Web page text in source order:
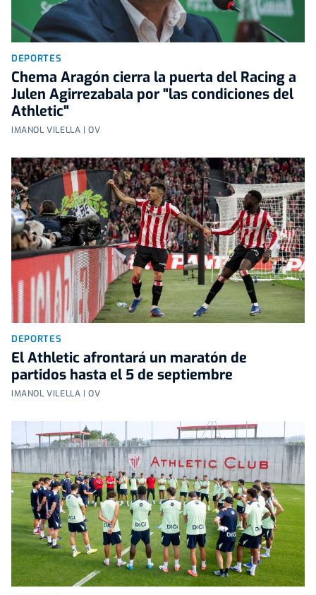
DEPORTES
Chema Aragón cierra la puerta del Racing a
Julen Agirrezabala por "las condiciones del
Athletic"
IMANOL VILELLA | OV
DEPORTES
El Athletic afrontará un maratón de
partidos hasta el 5 de septiembre
IMANOL VILELLA | OV